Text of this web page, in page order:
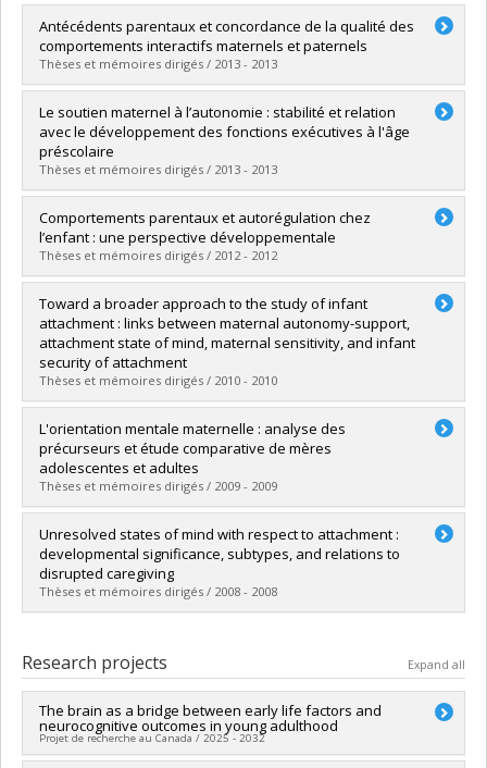
Graduate :Laranjo, Jessica
Cycle :Doctoral
Grade :Ph. D.
Lien vers le document dans Papyrus
Antécédents parentaux et concordance de la qualité des
comportements interactifs maternels et paternels
Thèses et mémoires dirigés / 2013 - 2013
Graduate :Deschênes, Marie
Cycle :Master's
Grade :M. Sc.
Lien vers le document dans Papyrus
Le soutien maternel à l’autonomie : stabilité et relation
avec le développement des fonctions exécutives à l'âge
préscolaire
Thèses et mémoires dirigés / 2013 - 2013
Graduate :Matte-Gagné, Célia
Cycle :Doctoral
Grade :Ph. D.
Lien vers le document dans Papyrus
Comportements parentaux et autorégulation chez
l’enfant : une perspective développementale
Thèses et mémoires dirigés / 2012 - 2012
Graduate :Bordeleau, Stéphanie
Cycle :Doctoral
Grade :Ph. D.
Lien vers le document dans Papyrus
Toward a broader approach to the study of infant
attachment : links between maternal autonomy-support,
attachment state of mind, maternal sensitivity, and infant
security of attachment
Thèses et mémoires dirigés / 2010 - 2010
Graduate :Whipple, Natasha
Cycle :Doctoral
Grade :Ph. D.
Lien vers le document dans Papyrus
L'orientation mentale maternelle : analyse des
précurseurs et étude comparative de mères
adolescentes et adultes
Thèses et mémoires dirigés / 2009 - 2009
Graduate : Demers, Isabelle
Cycle :Doctoral
Grade :Ph. D.
Lien vers le document dans Papyrus
Unresolved states of mind with respect to attachment :
developmental significance, subtypes, and relations to
disrupted caregiving
Thèses et mémoires dirigés / 2008 - 2008
Cycle :Doctoral
Grade :Ph. D.
Lien vers le document dans Papyrus
Research projects Expand all
The brain as a bridge between early life factors and
neurocognitive outcomes in young adulthood
Projet de recherche au Canada / 2025 - 2032